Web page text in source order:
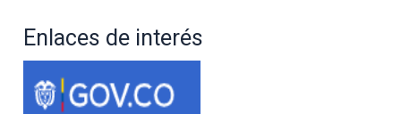
Enlaces de interés